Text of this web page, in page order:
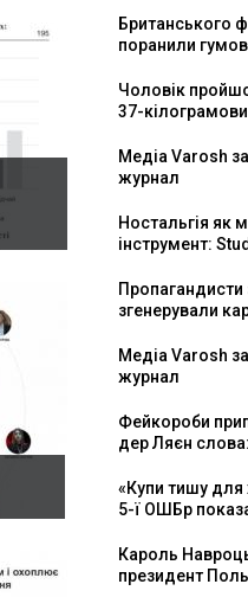
Британського
поранили
Чоловік
37-
Медіа Varosh
журнал
Ностальгія як
інструмент:
згенерували
Медіа Varosh
журнал
Фейкороби
дер Ляєн
«Купи тишу для
5-ї ОШБр
Кароль
президент